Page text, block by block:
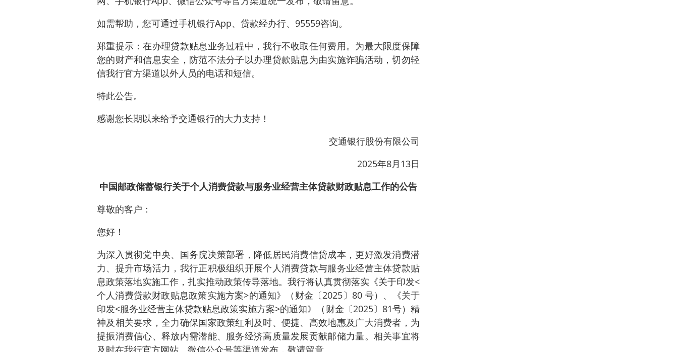
如需帮助，您可通过手机银行App、贷款经办行、95559咨询。
郑重提示：在办理贷款贴息业务过程中，我行不收取任何费用。为最大限度保障
您的财产和信息安全，防范不法分子以办理贷款贴息为由实施诈骗活动，切勿轻
信我行官方渠道以外人员的电话和短信。
特此公告。
感谢您长期以来给予交通银行的大力支持！
交通银行股份有限公司
2025年8月13日
中国邮政储蓄银行关于个人消费贷款与服务业经营主体贷款财政贴息工作的公告
尊敬的客户：
您好！
为深入贯彻党中央、国务院决策部署，降低居民消费信贷成本，更好激发消费潜
力、提升市场活力，我行正积极组织开展个人消费贷款与服务业经营主体贷款贴
息政策落地实施工作，扎实推动政策传导落地。我行将认真贯彻落实《关于印发<
个人消费贷款财政贴息政策实施方案>的通知》（财金〔2025〕80 号）、《关于
印发<服务业经营主体贷款贴息政策实施方案>的通知》（财金〔2025〕81号）精
神及相关要求，全力确保国家政策红利及时、便捷、高效地惠及广大消费者，为
提振消费信心、释放内需潜能、服务经济高质量发展贡献邮储力量。相关事宜将
及时在我行官方网站、微信公众号等渠道发布，敬请留意。